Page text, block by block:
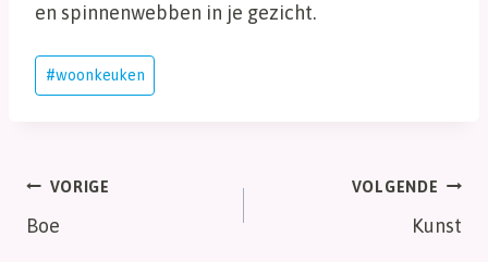
en spinnenwebben in je gezicht.
Bericht
tags:
#woonkeuken
Bericht
navigatie
VORIGE
Boe
VOLGENDE
Kunst